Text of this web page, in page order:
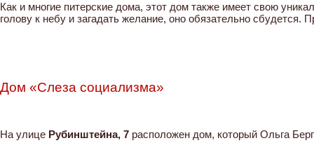
Как и многие питерские дома, этот дом также имеет свою
голову к небу и загадать желание, оно обязательно сбудется.
Дом «Слеза социализма»
На улице Рубинштейна, 7 расположен дом, который Ольга